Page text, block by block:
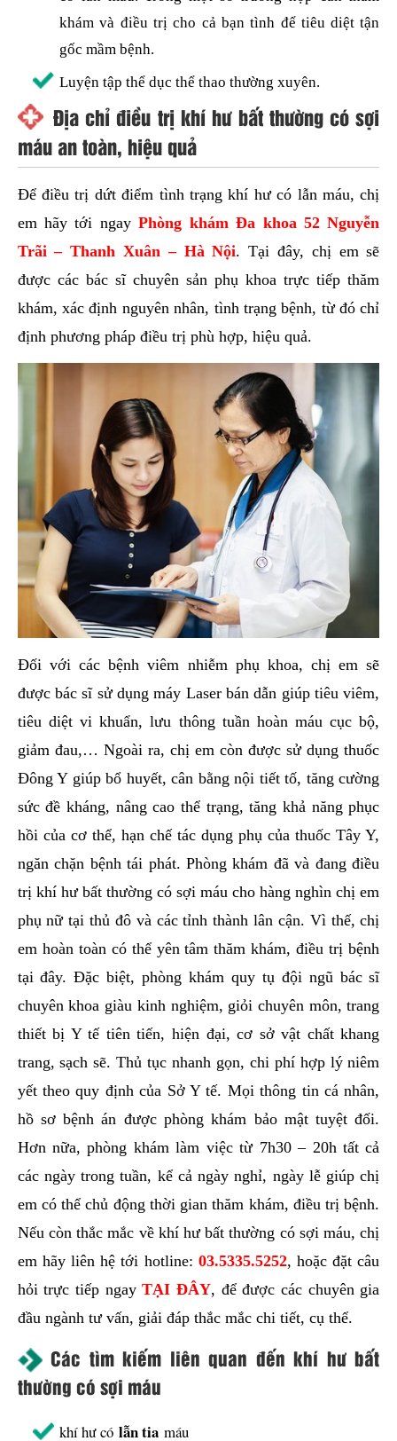
khám và điều trị cho cả bạn tình để tiêu diệt tận
gốc mầm bệnh.
Luyện tập thể dục thể thao thường xuyên.
Địa chỉ điều trị khí hư bất thường có sợi
máu an toàn, hiệu quả
Để điều trị dứt điểm tình trạng khí hư có lẫn máu, chị
em hãy tới ngayPhòng khám Đa khoa 52 Nguyễn
Trãi – Thanh Xuân – Hà Nội. Tại đây, chị em sẽ
được các bác sĩ chuyên sản phụ khoa trực tiếp thăm
khám, xác định nguyên nhân, tình trạng bệnh, từ đó chỉ
định phương pháp điều trị phù hợp, hiệu quả.
Đối với các bệnh viêm nhiễm phụ khoa, chị em sẽ
được bác sĩ sử dụng máy Laser bán dẫn giúp tiêu viêm,
tiêu diệt vi khuẩn, lưu thông tuần hoàn máu cục bộ,
giảm đau,… Ngoài ra, chị em còn được sử dụng thuốc
Đông Y giúp bổ huyết, cân bằng nội tiết tố, tăng cường
sức đề kháng, nâng cao thể trạng, tăng khả năng phục
hồi của cơ thể, hạn chế tác dụng phụ của thuốc Tây Y,
ngăn chặn bệnh tái phát. Phòng khám đã và đang điều
trị khí hư bất thường có sợi máu cho hàng nghìn chị em
phụ nữ tại thủ đô và các tỉnh thành lân cận. Vì thế, chị
em hoàn toàn có thể yên tâm thăm khám, điều trị bệnh
tại đây. Đặc biệt, phòng khám quy tụ đội ngũ bác sĩ
chuyên khoa giàu kinh nghiệm, giỏi chuyên môn, trang
thiết bị Y tế tiên tiến, hiện đại, cơ sở vật chất khang
trang, sạch sẽ. Thủ tục nhanh gọn, chi phí hợp lý niêm
yết theo quy định của Sở Y tế. Mọi thông tin cá nhân,
hồ sơ bệnh án được phòng khám bảo mật tuyệt đối.
Hơn nữa, phòng khám làm việc từ 7h30 – 20h tất cả
các ngày trong tuần, kể cả ngày nghỉ, ngày lễ giúp chị
em có thể chủ động thời gian thăm khám, điều trị bệnh.
Nếu còn thắc mắc về khí hư bất thường có sợi máu, chị
em hãy liên hệ tới hotline: 03.5335.5252, hoặc đặt câu
hỏi trực tiếp ngayTẠI ĐÂY, để được các chuyên gia
đầu ngành tư vấn, giải đáp thắc mắc chi tiết, cụ thể.
Các tìm kiếm liên quan đến khí hư bất
thường có sợi máu
khí hư cólẫn tia máu